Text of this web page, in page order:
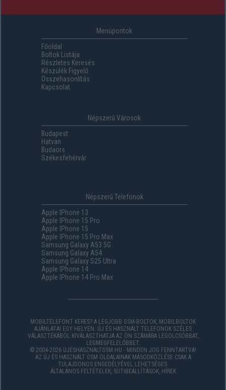
Menüpontok
Főoldal
Boltok Listája
Részletes Keresés
Készülék Figyelő
Összehasonlítás
Kapcsolat
Népszerű Városok
Budapest
Hatvan
Budaörs
Székesfehérvár
Népszerű Telefonok
Apple IPhone 13
Apple IPhone 15 Pro
Apple IPhone 15
Apple IPhone 15 Pro Max
Samsung Galaxy A53 5G
Samsung Galaxy A54
Samsung Galaxy S25 Ultra
Apple IPhone 14
Apple IPhone 14 Pro Max
MOBILTELEFONT KERES? A LEGJOBB GSM-BOLTOK, MOBILBOLTOK
AJÁNLATAI EGY HELYEN. ÚJ ÉS HASZNÁLT TELEFONOK SZÉLES
VÁLASZTÉKÁBÓL KIVÁLASZTHATJA AZ ÖN SZÁMÁRA LEGOLCSÓBBAT,
LEGMEGFELELŐBBET.
© 2004-2026 UJESHASZNALTGSM.HU - MINDEN JOG FENNTARTVA!
AZ ÚJ ÉS HASZNÁLT GSM OLDALAINAK MÁSODKÖZLÉSE CSAK A
TULAJDONOS ENGEDÉLYÉVEL LEHETSÉGES.
ÁLTALÁNOS FELTÉTELEK, SÜTIBEÁLLÍTÁSOK, HÍREK